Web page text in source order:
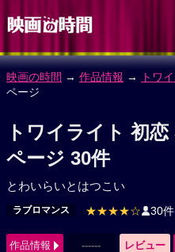
映画の時間 → 作品情報 → トワ
ページ
トワイライト 初
ページ 30件
とわいらいとはつこい
ラブロマンス ★★★★☆ 30件
作品情報 ------ レビュー